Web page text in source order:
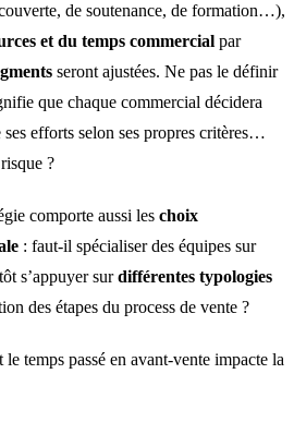
de soutenance, de formation…),
et du temps commercial par
seront ajustées. Ne pas le définir
que chaque commercial décidera
efforts selon ses propres critères…
?
comporte aussi les choix
: faut-il spécialiser des équipes sur
s’appuyer surdifférentes typologies
des étapes du process de vente ?
temps passé en avant-vente impacte la